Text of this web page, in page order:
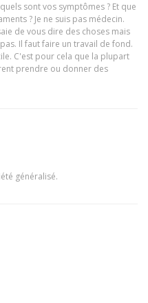
sont vos symptômes ? Et que
? Je ne suis pas médecin.
de vous dire des choses mais
Il faut faire un travail de fond.
C'est pour cela que la plupart
prendre ou donner des
généralisé.